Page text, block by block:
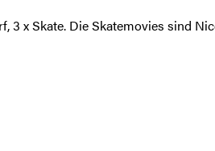
3 x Skate. Die Skatemovies sind